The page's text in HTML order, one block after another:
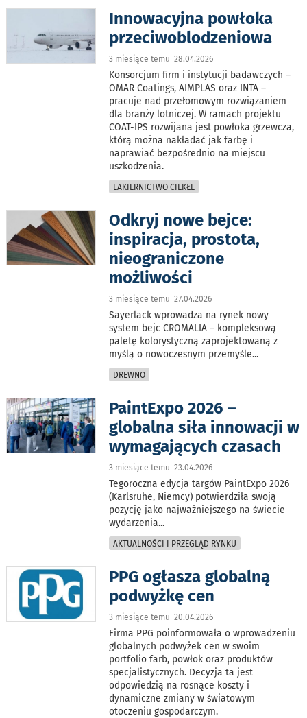
Innowacyjna powłoka
przeciwoblodzeniowa
3 miesiące temu 28.04.2026
Konsorcjum firm i instytucji badawczych –
OMAR Coatings, AIMPLAS oraz INTA –
pracuje nad przełomowym rozwiązaniem
dla branży lotniczej. W ramach projektu
COAT-IPS rozwijana jest powłoka grzewcza,
którą można nakładać jak farbę i
naprawiać bezpośrednio na miejscu
uszkodzenia.
LAKIERNICTWO CIEKŁE
Odkryj nowe bejce:
inspiracja, prostota,
nieograniczone
możliwości
3 miesiące temu 27.04.2026
Sayerlack wprowadza na rynek nowy
system bejc CROMALIA – kompleksową
paletę kolorystyczną zaprojektowaną z
myślą o nowoczesnym przemyśle...
DREWNO
PaintExpo 2026 –
globalna siła innowacji w
wymagających czasach
3 miesiące temu 23.04.2026
Tegoroczna edycja targów PaintExpo 2026
(Karlsruhe, Niemcy) potwierdziła swoją
pozycję jako najważniejszego na świecie
wydarzenia...
AKTUALNOŚCI I PRZEGLĄD RYNKU
PPG ogłasza globalną
podwyżkę cen
3 miesiące temu 20.04.2026
Firma PPG poinformowała o wprowadzeniu
globalnych podwyżek cen w swoim
portfolio farb, powłok oraz produktów
specjalistycznych. Decyzja ta jest
odpowiedzią na rosnące koszty i
dynamiczne zmiany w światowym
otoczeniu gospodarczym.